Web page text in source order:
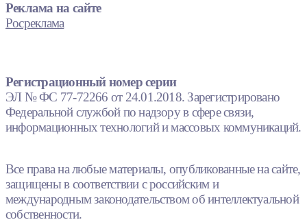
Реклама на сайте
Росреклама
Регистрационный номер серии
ЭЛ № ФС 77-72266 от 24.01.2018. Зарегистрировано
Федеральной службой по надзору в сфере связи,
информационных технологий и массовых коммуникаций.
Все права на любые материалы, опубликованные на сайте,
защищены в соответствии с российским и
международным законодательством об интеллектуальной
собственности.